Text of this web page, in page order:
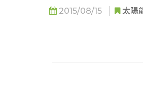
2015/08/15 太陽